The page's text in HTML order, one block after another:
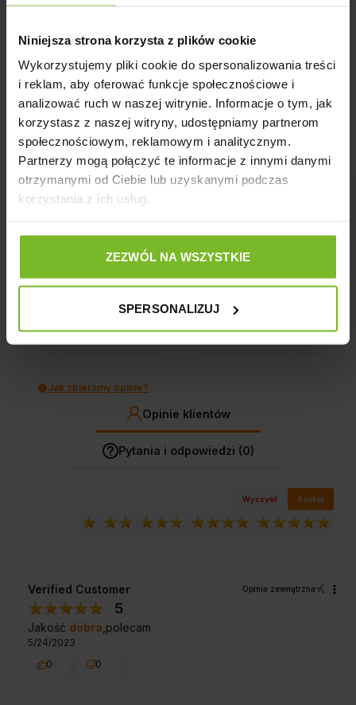
Niniejsza strona korzysta z plików cookie
Wykorzystujemy pliki cookie do spersonalizowania treści
i reklam, aby oferować funkcje społecznościowe i
analizować ruch w naszej witrynie. Informacje o tym, jak
korzystasz z naszej witryny, udostępniamy partnerom
społecznościowym, reklamowym i analitycznym.
Partnerzy mogą połączyć te informacje z innymi danymi
otrzymanymi od Ciebie lub uzyskanymi podczas
korzystania z ich usług.
ZEZWÓL NA WSZYSTKIE
SPERSONALIZUJ
Opinie o produkcie: AQUAEL RURKA
ZASYSAJĄCA L 61 UNIWERSALNA
5.0
opinii klientów
3
2
1
Jak zbieramy opinie?
Opinie klientów
Pytania i odpowiedzi (0)
Wyczyść Szukaj
Verified Customer Opinia zewnętrzna
5
Jakość dobra ,polecam
5/24/2023
0
0